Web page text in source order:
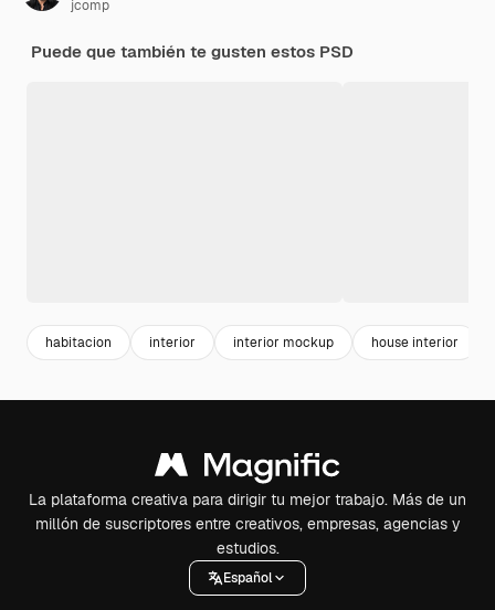
jcomp
Puede que también te gusten estos PSD
habitacion interior interior mockup house interior
La plataforma creativa para dirigir tu mejor trabajo. Más de un
millón de suscriptores entre creativos, empresas, agencias y
estudios.
Español